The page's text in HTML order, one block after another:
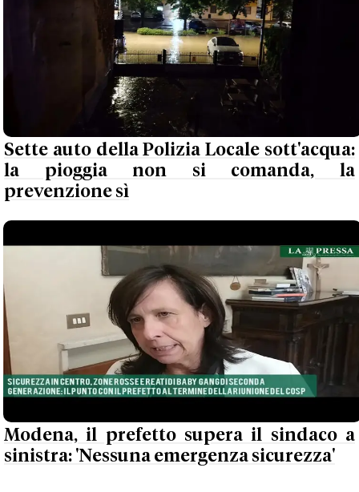
Sette auto della Polizia Locale sott'acqua:
la pioggia non si comanda, la
prevenzione sì
Modena, il prefetto supera il sindaco a
sinistra: 'Nessuna emergenza sicurezza'